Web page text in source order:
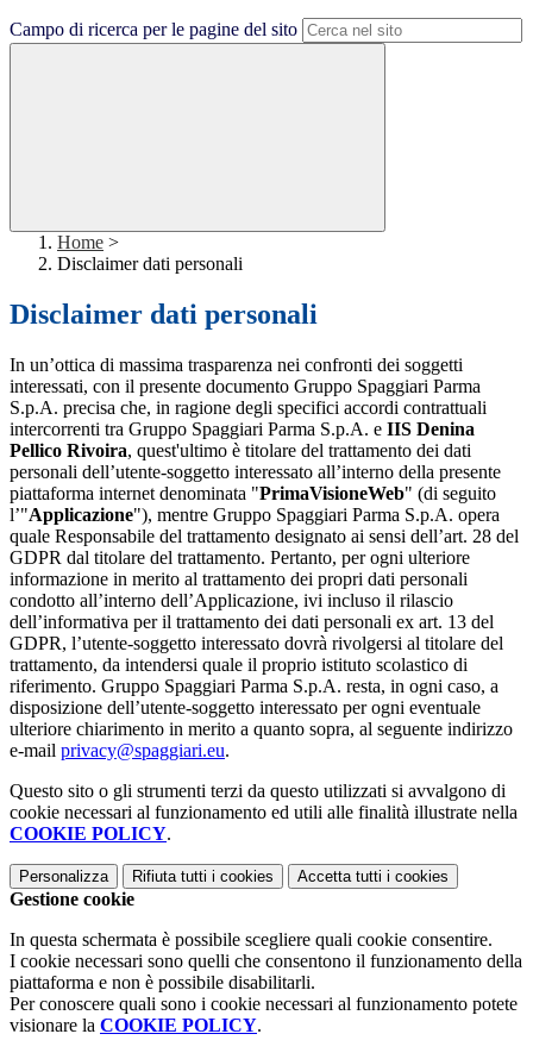
Campo di ricerca per le pagine del sito
Home >
Disclaimer dati personali
Disclaimer dati personali
In un’ottica di massima trasparenza nei confronti dei soggetti
interessati, con il presente documento Gruppo Spaggiari Parma
S.p.A. precisa che, in ragione degli specifici accordi contrattuali
intercorrenti tra Gruppo Spaggiari Parma S.p.A. e IIS Denina
Pellico Rivoira, quest'ultimo è titolare del trattamento dei dati
personali dell’utente-soggetto interessato all’interno della presente
piattaforma internet denominata "PrimaVisioneWeb" (di seguito
l’"Applicazione"), mentre Gruppo Spaggiari Parma S.p.A. opera
quale Responsabile del trattamento designato ai sensi dell’art. 28 del
GDPR dal titolare del trattamento. Pertanto, per ogni ulteriore
informazione in merito al trattamento dei propri dati personali
condotto all’interno dell’Applicazione, ivi incluso il rilascio
dell’informativa per il trattamento dei dati personali ex art. 13 del
GDPR, l’utente-soggetto interessato dovrà rivolgersi al titolare del
trattamento, da intendersi quale il proprio istituto scolastico di
riferimento. Gruppo Spaggiari Parma S.p.A. resta, in ogni caso, a
disposizione dell’utente-soggetto interessato per ogni eventuale
ulteriore chiarimento in merito a quanto sopra, al seguente indirizzo
e-mail privacy@spaggiari.eu.
Questo sito o gli strumenti terzi da questo utilizzati si avvalgono di
cookie necessari al funzionamento ed utili alle finalità illustrate nella
COOKIE POLICY.
Personalizza Rifiuta tutti i cookies Accetta tutti i cookies
Gestione cookie
In questa schermata è possibile scegliere quali cookie consentire.
I cookie necessari sono quelli che consentono il funzionamento della
piattaforma e non è possibile disabilitarli.
Per conoscere quali sono i cookie necessari al funzionamento potete
visionare la COOKIE POLICY.